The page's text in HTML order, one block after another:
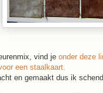
vind je onder deze
een staalkaart.
en gemaakt dus ik